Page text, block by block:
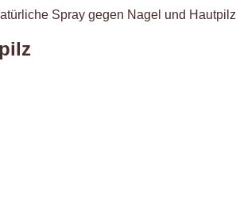
Spray gegen Nagel und Hautpilz